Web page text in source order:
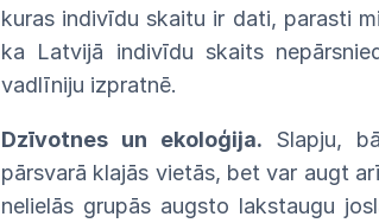
kuras indivīdu skaitu ir dati, parasti
ka
Latvijā indivīdu skaits
vadlīniju izpratnē.
Dzīvotnes un ekoloģija. Slapju,
pārsvarā klajās vietās, bet var augt
nelielās grupās augsto lakstaugu